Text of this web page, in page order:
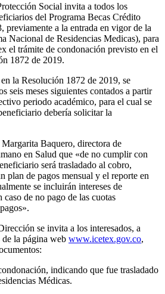
Social invita a todos los
del Programa Becas Crédito
previamente a la entrada en vigor de la
Nacional de Residencias Medicas), para
el trámite de condonación previsto en el
1872 de 2019.
la Resolución 1872 de 2019, se
seis meses siguientes contados a partir
periodo académico, para el cual se
debería solicitar la
Baquero, directora de
en Salud que «de no cumplir con
será trasladado al cobro,
plan de pagos mensual y el reporte en
se incluirán intereses de
de no pago de las cuotas
se invita a los interesados, a
de la página web www.icetex.gov.co,
indicando que fue trasladado
Médicas.